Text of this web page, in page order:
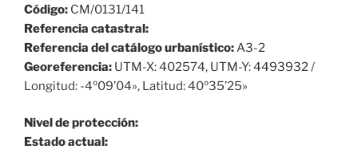
Código: CM/0131/141
Referencia catastral:
Referencia del catálogo urbanístico:A3-2
Georeferencia: UTM-X: 402574, UTM-Y: 4493932 /
Longitud: -4º09’04», Latitud: 40º35’25»
Nivel de protección:
Estado actual: